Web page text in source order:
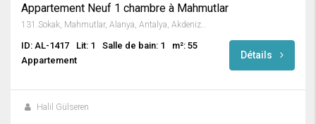
Appartement Neuf 1 chambre à Mahmutlar
131.Sokak, Mahmutlar, Alanya, Antalya, Akdeniz Bölgesi, 07450, Türkiye
ID: AL-1417 Lit: 1 Salle de bain: 1
m²: 55
Appartement
Détails
Halil Gülseren